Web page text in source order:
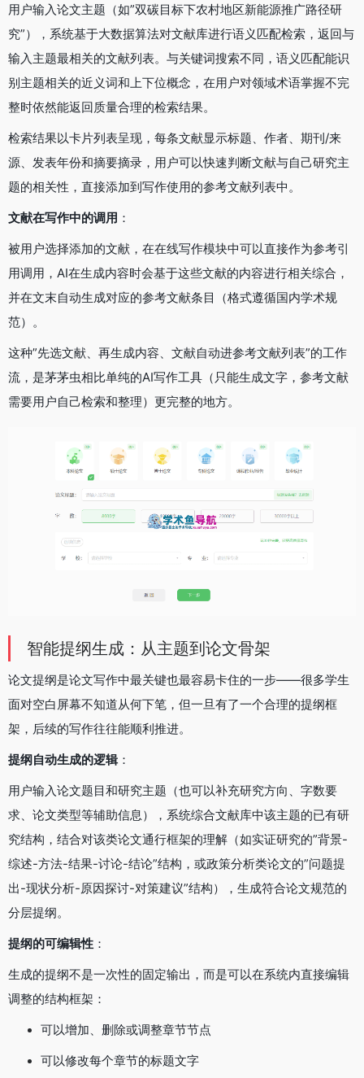
用户输入论文主题（如”双碳目标下农村地区新能源推广路径研
究”），系统基于大数据算法对文献库进行语义匹配检索，返回与
输入主题最相关的文献列表。与关键词搜索不同，语义匹配能识
别主题相关的近义词和上下位概念，在用户对领域术语掌握不完
整时依然能返回质量合理的检索结果。
检索结果以卡片列表呈现，每条文献显示标题、作者、期刊/来
源、发表年份和摘要摘录，用户可以快速判断文献与自己研究主
题的相关性，直接添加到写作使用的参考文献列表中。
文献在写作中的调用 ：
被用户选择添加的文献，在在线写作模块中可以直接作为参考引
用调用，AI在生成内容时会基于这些文献的内容进行相关综合，
并在文末自动生成对应的参考文献条目（格式遵循国内学术规
范）。
这种”先选文献、再生成内容、文献自动进参考文献列表”的工作
流，是茅茅虫相比单纯的AI写作工具（只能生成文字，参考文献
需要用户自己检索和整理）更完整的地方。
智能提纲生成：从主题到论文骨架
论文提纲是论文写作中最关键也最容易卡住的一步——很多学生
面对空白屏幕不知道从何下笔，但一旦有了一个合理的提纲框
架，后续的写作往往能顺利推进。
提纲自动生成的逻辑：
用户输入论文题目和研究主题（也可以补充研究方向、字数要
求、论文类型等辅助信息），系统综合文献库中该主题的已有研
究结构，结合对该类论文通行框架的理解（如实证研究的”背景-
综述-方法-结果-讨论-结论”结构，或政策分析类论文的”问题提
出-现状分析-原因探讨-对策建议”结构），生成符合论文规范的
分层提纲。
提纲的可编辑性 ：
生成的提纲不是一次性的固定输出，而是可以在系统内直接编辑
调整的结构框架：
可以增加、删除或调整章节节点
可以修改每个章节的标题文字